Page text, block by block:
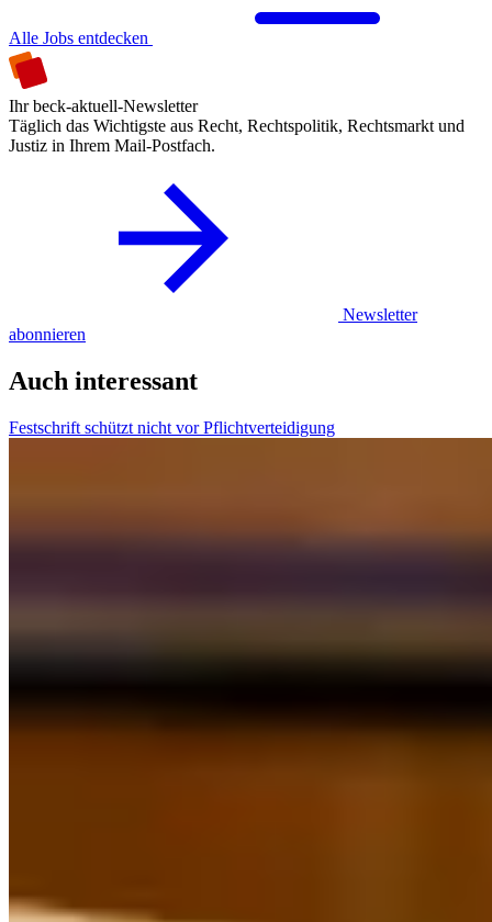
Alle Jobs entdecken
Ihr beck-aktuell-Newsletter
Täglich das Wichtigste aus Recht, Rechtspolitik, Rechtsmarkt und
Justiz in Ihrem Mail-Postfach.
Newsletter
abonnieren
Auch interessant
Festschrift schützt nicht vor Pflichtverteidigung